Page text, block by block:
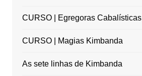
CURSO | Egregoras Cabalísticas
CURSO | Magias Kimbanda
As sete linhas de Kimbanda